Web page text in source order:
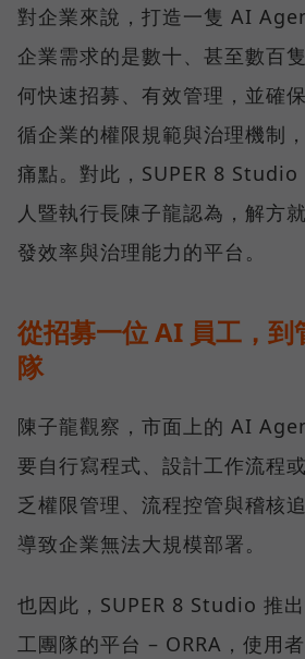
對企業來說，打造一隻 AI
企業需求的是數十、甚至數百
何快速招募、有效管理，並確
循企業的權限規範與治理機制
痛點。對此，SUPER 8 Studio
人暨執行長陳子龍認為，解方
發效率與治理能力的平台。
從招募一位 AI 員工，到
隊
陳子龍觀察，市面上的 AI
要自行寫程式、設計工作流程
乏權限管理、流程控管與稽核
導致企業無法大規模部署。
也因此，SUPER 8 Studio 推
工團隊的平台 – ORRA，使用